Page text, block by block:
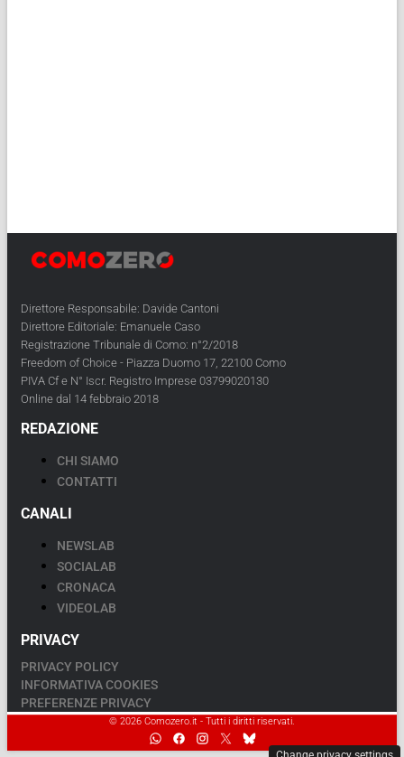
Direttore Responsabile: Davide Cantoni
Direttore Editoriale: Emanuele Caso
Registrazione Tribunale di Como: n°2/2018
Freedom of Choice - Piazza Duomo 17, 22100 Como
PIVA Cf e N° Iscr. Registro Imprese 03799020130
Online dal 14 febbraio 2018
REDAZIONE
CHI SIAMO
CONTATTI
CANALI
NEWSLAB
SOCIALAB
CRONACA
VIDEOLAB
PRIVACY
PRIVACY POLICY
INFORMATIVA COOKIES
PREFERENZE PRIVACY
© 2026 Comozero.it - Tutti i diritti riservati.